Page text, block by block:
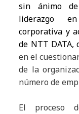
sin ánimo
liderazgo
corporativa y
de NTT DATA,
en el
de la
número de
El proceso